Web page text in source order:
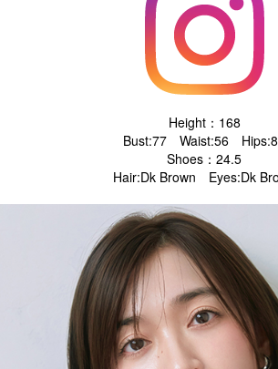
Height：168
Bust:77 Waist:56
Shoes：24.5
Hair:Dk Brown Eyes:Dk